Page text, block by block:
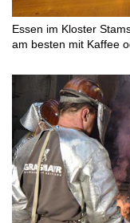
Essen im Kloster
am besten mit Kaffee